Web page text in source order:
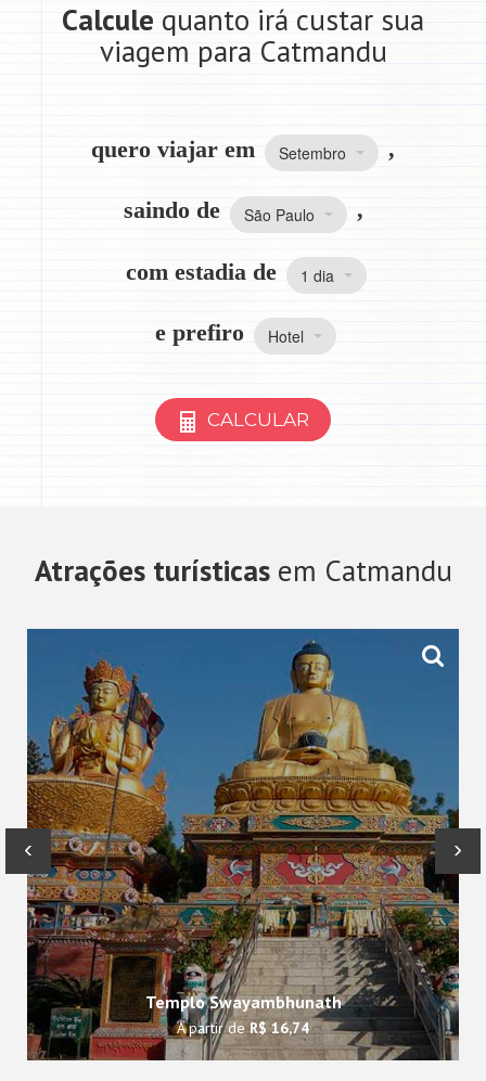
Calcule quanto irá custar sua
viagem para Catmandu
quero viajar em Setembro ,
saindo de São Paulo ,
com estadia de 1 dia
e prefiro Hotel
CALCULAR
Atrações turísticasem Catmandu
Templo Swayambhunath
A partir deR$ 16,74
‹ ›